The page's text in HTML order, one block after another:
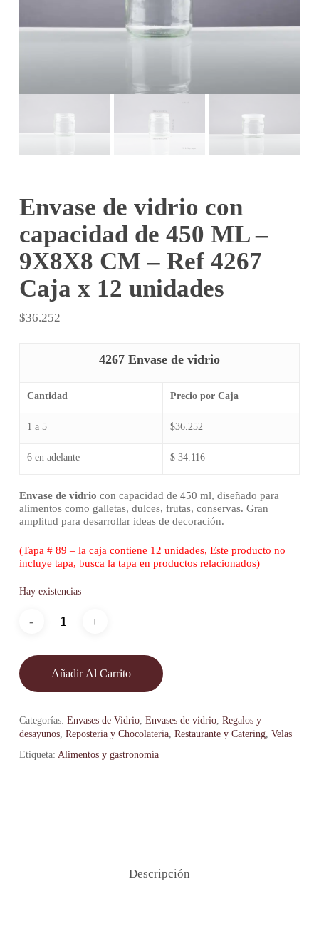
Envase de vidrio con
capacidad de 450 ML –
9X8X8 CM – Ref 4267
Caja x 12 unidades
$36.252
4267 Envase de vidrio
Cantidad Precio por Caja
1 a 5 $36.252
6 en adelante $ 34.116
Envase de vidrio con capacidad de 450 ml, diseñado para
alimentos como galletas, dulces, frutas, conservas. Gran
amplitud para desarrollar ideas de decoración.
(Tapa # 89 – la caja contiene 12 unidades, Este producto no
incluye tapa, busca la tapa en productos relacionados)
Hay existencias
Añadir Al Carrito
Categorías: Envases de Vidrio, Envases de vidrio, Regalos y
desayunos, Reposteria y Chocolateria, Restaurante y Catering, Velas
Etiqueta: Alimentos y gastronomía
Descripción